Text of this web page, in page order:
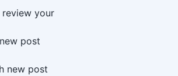
your
post
new post